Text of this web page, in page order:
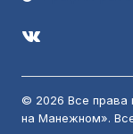
© 2026 Все права
на Манежном».